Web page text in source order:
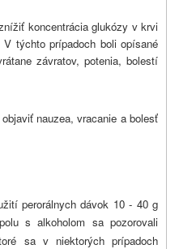
koncentrácia glukózy v krvi
týchto prípadoch boli opísané
závratov, potenia, bolestí
nauzea, vracanie a bolesť
perorálnych dávok 10 - 40 g
s alkoholom sa pozorovali
sa v niektorých prípadoch